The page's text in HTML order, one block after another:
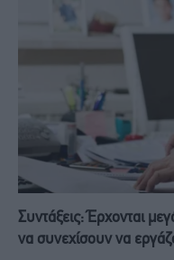
Συντάξεις: Έρχονται
να συνεχίσουν να